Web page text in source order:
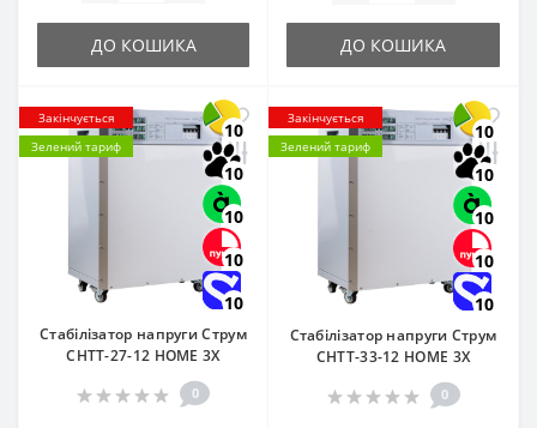
ДО КОШИКА ДО КОШИКА
Закінчується
Зелений тариф
10
10
10
10
10
Стабілізатор напруги Струм
СНТТ-27-12 HOME 3X
0
Закінчується
Зелений тариф
10
10
10
10
10
Стабілізатор напруги Струм
СНТТ-33-12 HOME 3X
0